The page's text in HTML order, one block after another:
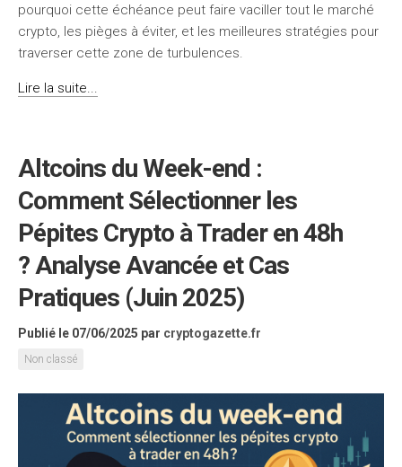
pourquoi cette échéance peut faire vaciller tout le marché
crypto, les pièges à éviter, et les meilleures stratégies pour
traverser cette zone de turbulences.
Lire la suite...
Altcoins du Week-end :
Comment Sélectionner les
Pépites Crypto à Trader en 48h
? Analyse Avancée et Cas
Pratiques (Juin 2025)
Publié le 07/06/2025 par cryptogazette.fr
Non classé